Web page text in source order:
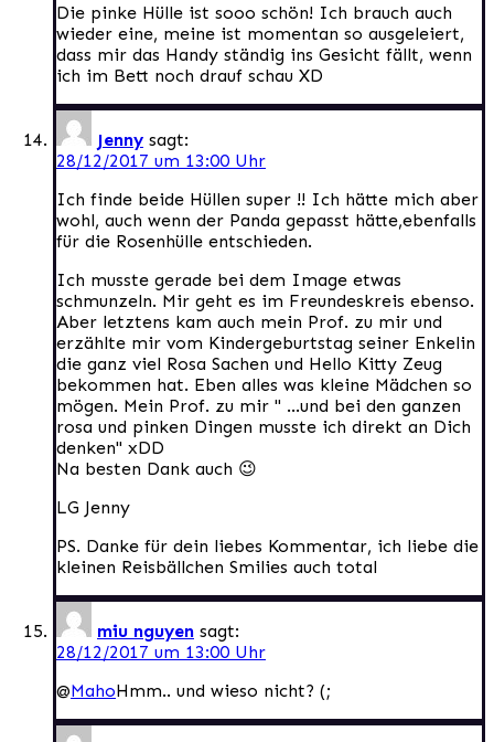
Die pinke Hülle ist sooo schön! Ich brauch auch
wieder eine, meine ist momentan so ausgeleiert,
dass mir das Handy ständig ins Gesicht fällt, wenn
ich im Bett noch drauf schau XD
Jenny sagt:
28/12/2017 um 13:00 Uhr
Ich finde beide Hüllen super !! Ich hätte mich aber
wohl, auch wenn der Panda gepasst hätte,ebenfalls
für die Rosenhülle entschieden.
Ich musste gerade bei dem Image etwas
schmunzeln. Mir geht es im Freundeskreis ebenso.
Aber letztens kam auch mein Prof. zu mir und
erzählte mir vom Kindergeburtstag seiner Enkelin
die ganz viel Rosa Sachen und Hello Kitty Zeug
bekommen hat. Eben alles was kleine Mädchen so
mögen. Mein Prof. zu mir " …und bei den ganzen
rosa und pinken Dingen musste ich direkt an Dich
denken" xDD
Na besten Dank auch 😉
LG Jenny
PS. Danke für dein liebes Kommentar, ich liebe die
kleinen Reisbällchen Smilies auch total
miu nguyen sagt:
28/12/2017 um 13:00 Uhr
@MahoHmm.. und wieso nicht? (;